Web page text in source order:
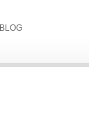
BLOG